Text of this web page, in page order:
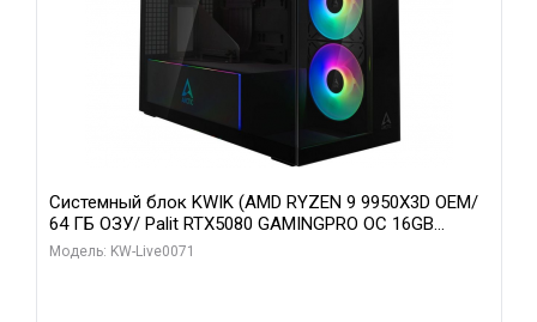
Системный блок KWIK (AMD RYZEN 9 9950X3D OEM/
64 ГБ ОЗУ/ Palit RTX5080 GAMINGPRO OC 16GB
GDDR7 256bit 3xDP HD/ 960 ГБ SSD)
Модель: KW-Live0071